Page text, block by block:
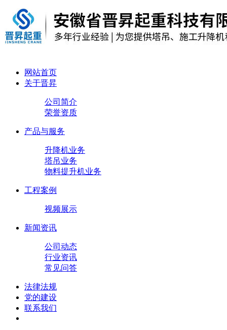
网站首页
关于晋昇
公司简介
荣誉资质
产品与服务
升降机业务
塔吊业务
物料提升机业务
工程案例
视频展示
新闻资讯
公司动态
行业资讯
常见问答
法律法规
党的建设
联系我们